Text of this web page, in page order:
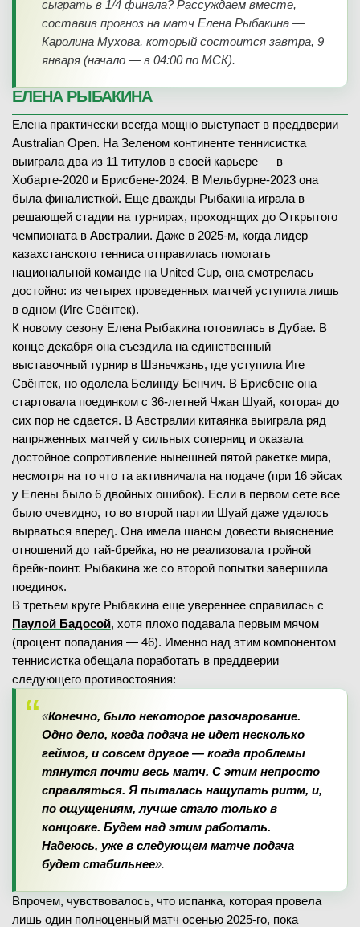
сыграть в 1/4 финала? Рассуждаем вместе,
составив прогноз на матч Елена Рыбакина —
Каролина Мухова, который состоится завтра, 9
января (начало — в 04:00 по МСК).
ЕЛЕНА РЫБАКИНА
Елена практически всегда мощно выступает в преддверии
Australian Open. На Зеленом континенте теннисистка
выиграла два из 11 титулов в своей карьере — в
Хобарте-2020 и Брисбене-2024. В Мельбурне-2023 она
была финалисткой. Еще дважды Рыбакина играла в
решающей стадии на турнирах, проходящих до Открытого
чемпионата в Австралии. Даже в 2025-м, когда лидер
казахстанского тенниса отправилась помогать
национальной команде на United Cup, она смотрелась
достойно: из четырех проведенных матчей уступила лишь
в одном (Иге Свёнтек).
К новому сезону Елена Рыбакина готовилась в Дубае. В
конце декабря она съездила на единственный
выставочный турнир в Шэньчжэнь, где уступила Иге
Свёнтек, но одолела Белинду Бенчич. В Брисбене она
стартовала поединком с 36-летней Чжан Шуай, которая до
сих пор не сдается. В Австралии китаянка выиграла ряд
напряженных матчей у сильных соперниц и оказала
достойное сопротивление нынешней пятой ракетке мира,
несмотря на то что та активничала на подаче (при 16 эйсах
у Елены было 6 двойных ошибок). Если в первом сете все
было очевидно, то во второй партии Шуай даже удалось
вырваться вперед. Она имела шансы довести выяснение
отношений до тай-брейка, но не реализовала тройной
брейк-поинт. Рыбакина же со второй попытки завершила
поединок.
В третьем круге Рыбакина еще увереннее справилась с
Паулой Бадосой, хотя плохо подавала первым мячом
(процент попадания — 46). Именно над этим компонентом
теннисистка обещала поработать в преддверии
следующего противостояния:
«Конечно, было некоторое разочарование.
Одно дело, когда подача не идет несколько
геймов, и совсем другое — когда проблемы
тянутся почти весь матч. С этим непросто
справляться. Я пыталась нащупать ритм, и,
по ощущениям, лучше стало только в
концовке. Будем над этим работать.
Надеюсь, уже в следующем матче подача
будет стабильнее».
Впрочем, чувствовалось, что испанка, которая провела
лишь один полноценный матч осенью 2025-го, пока